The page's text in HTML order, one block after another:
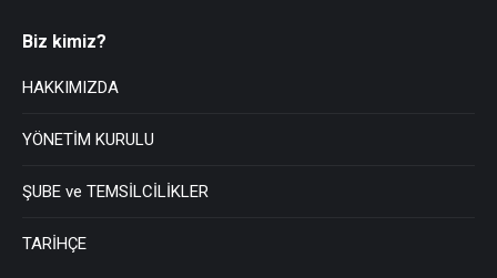
Biz kimiz?
HAKKIMIZDA
YÖNETİM KURULU
ŞUBE ve TEMSİLCİLİKLER
TARİHÇE